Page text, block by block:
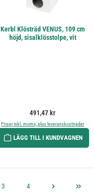
Kerbl Klösträd VENUS, 109 cm
höjd, sisalklösstolpe, vit
Ordinarie pris:
491,47 kr
Priser inkl. moms, plus leveranskostnader
LÄGG TILL I KUNDVAGNEN
Sida
3 Sida
4